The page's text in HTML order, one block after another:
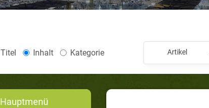
Titel Inhalt Kategorie Artikel
Hauptmenü